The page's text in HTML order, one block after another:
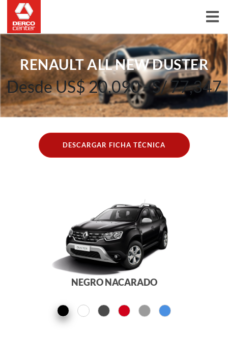
RENAULT ALL NEW DUSTER
Desde US$ 20,090 - S/ 77,347
DESCARGAR FICHA TÉCNICA
NEGRO NACARADO